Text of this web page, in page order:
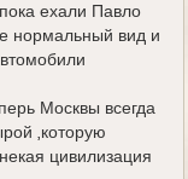
ехали Павло
нормальный вид и
Москвы всегда
,которую
цивилизация